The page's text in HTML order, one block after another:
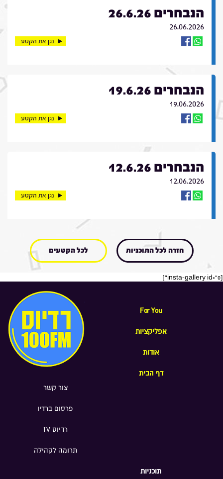
הנבחרים 26.6.26
26.06.2026
נגן את הקטע
הנבחרים 19.6.26
19.06.2026
נגן את הקטע
הנבחרים 12.6.26
12.06.2026
נגן את הקטע
חזרה לכל התוכניות לכל הקטעים
[insta-gallery id="0"]
For You
אפליקציות
אודות
דף הבית
צור קשר
פרסום ברדיו
רדיוס TV
תרומה לקהילה
תוכניות